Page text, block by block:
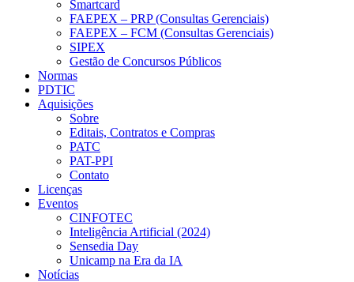
Smartcard
FAEPEX – PRP (Consultas Gerenciais)
FAEPEX – FCM (Consultas Gerenciais)
SIPEX
Gestão de Concursos Públicos
Normas
PDTIC
Aquisições
Sobre
Editais, Contratos e Compras
PATC
PAT-PPI
Contato
Licenças
Eventos
CINFOTEC
Inteligência Artificial (2024)
Sensedia Day
Unicamp na Era da IA
Notícias